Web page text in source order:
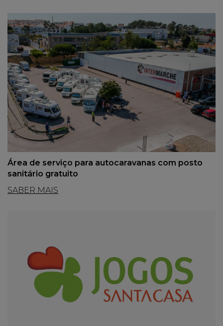
Área de serviço para autocaravanas com posto
sanitário gratuito
SABER MAIS